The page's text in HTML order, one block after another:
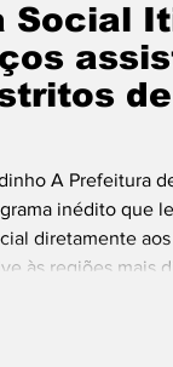
Social
de
A Prefeitura
inédito que
diretamente
às regiões mais